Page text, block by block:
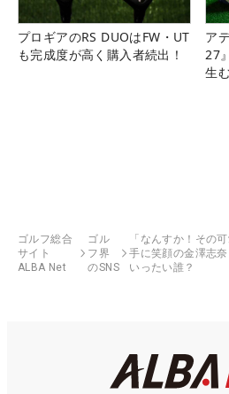
プロギアのRS DUOはFW・UT
も完成度が高く購入者続出！
ア
27
生
ゴルフ総合
サイト
ALBA Net
ゴル
フ界
のSNS
「なんすか！その
手に笑顔の金澤志
いったい誰？